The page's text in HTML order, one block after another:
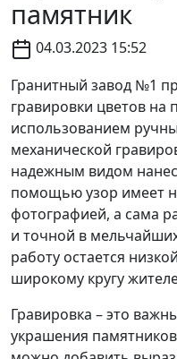
памятник
04.03.2023 15:52
Гранитный завод №1
гравировки цветов на
использованием
механической
надежным видом
помощью узор имеет
фотографией, а сама
и точной в
работу остается
широкому кругу
Гравировка – это
украшения